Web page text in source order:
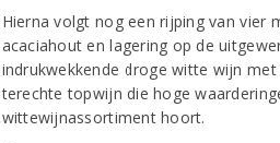
Hierna volgt nog een rijping van vier
acaciahout en lagering op de
indrukwekkende droge witte wijn
terechte topwijn die hoge
wittewijnassortiment hoort.